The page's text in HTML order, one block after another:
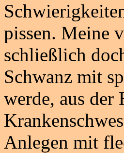
pissen. Meine
schließlich
Schwanz mit
werde, aus der
Anlegen mit